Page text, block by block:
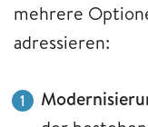
mehrere
adressieren: